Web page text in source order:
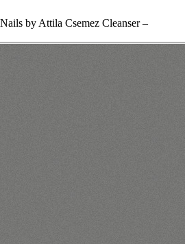
by Attila Csemez Cleanser –